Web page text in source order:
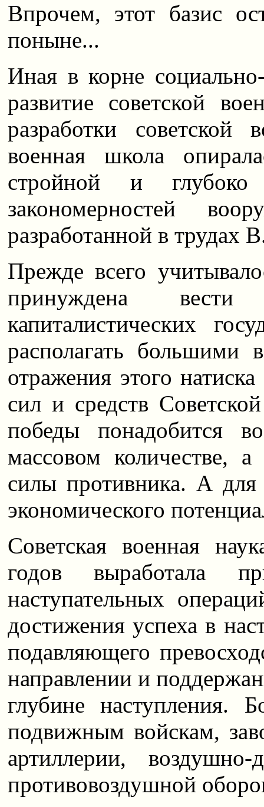
Впрочем, этот базис
поныне...
Иная в корне
развитие советской
разработки советской
военная школа
стройной и
закономерностей
разработанной в трудах
Прежде всего
принуждена
капиталистических
располагать
отражения этого
сил и средств
победы понадобится
массовом количестве,
силы противника. А
экономического
Советская военная
годов выработала
наступательных
достижения успеха в
подавляющего
направлении и
глубине наступления.
подвижным войскам,
артиллерии,
противовоздушной